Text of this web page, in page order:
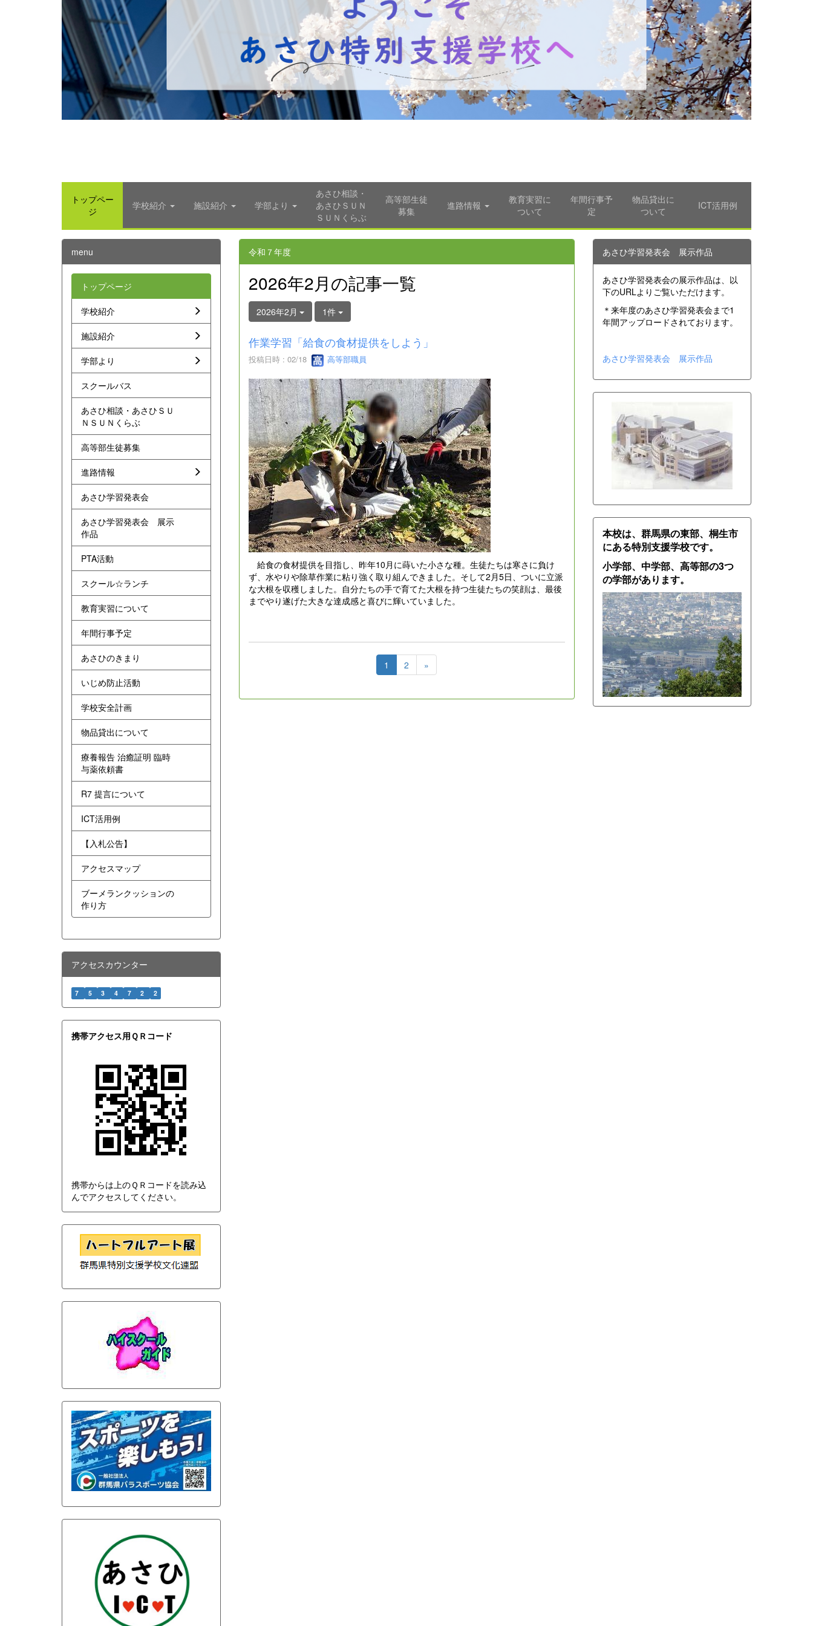
トップペー
ジ
学校紹介 施設紹介 学部より
あさひ相談・
あさひＳＵＮ
ＳＵＮくらぶ
高等部生徒
募集
進路情報
教育実習に
ついて
年間行事予
定
物品貸出に
ついて
ICT活用例
令和７年度
2026年2月の記事一覧
2026年2月 1件
作業学習「給食の食材提供をしよう」
投稿日時 : 02/18 高等部職員
給食の食材提供を目指し、昨年10月に蒔いた小さな種。生徒たちは寒さに負け
ず、水やりや除草作業に粘り強く取り組んできました。そして2月5日、ついに立派
な大根を収穫しました。自分たちの手で育てた大根を持つ生徒たちの笑顔は、最後
までやり遂げた大きな達成感と喜びに輝いていました。
1 2 »
menu
トップページ
学校紹介
施設紹介
学部より
スクールバス
あさひ相談・あさひＳＵ
ＮＳＵＮくらぶ
高等部生徒募集
進路情報
あさひ学習発表会
あさひ学習発表会 展示
作品
PTA活動
スクール☆ランチ
教育実習について
年間行事予定
あさひのきまり
いじめ防止活動
学校安全計画
物品貸出について
療養報告 治癒証明 臨時
与薬依頼書
R7 提言について
ICT活用例
【入札公告】
アクセスマップ
ブーメランクッションの
作り方
アクセスカウンター
7 5 3 4 7 2 2
携帯アクセス用ＱＲコード
携帯からは上のＱＲコードを読み込
んでアクセスしてください。
あさひ学習発表会 展示作品
あさひ学習発表会の展示作品は、以
下のURLよりご覧いただけます。
＊来年度のあさひ学習発表会まで1
年間アップロードされております。
あさひ学習発表会 展示作品
本校は、群馬県の東部、桐生市
にある特別支援学校です。
小学部、中学部、高等部の3つ
の学部があります。